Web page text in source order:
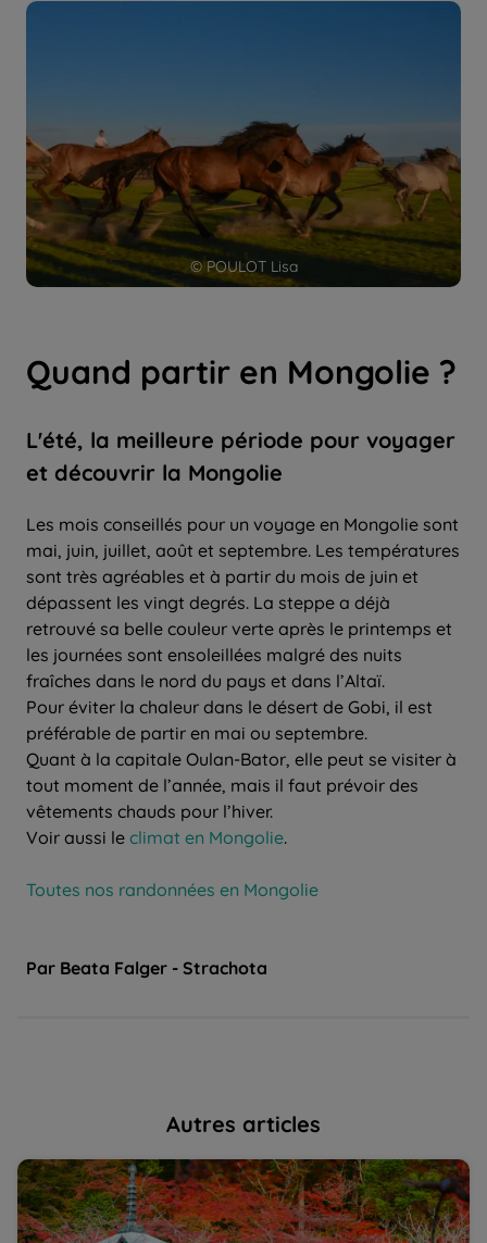
© POULOT Lisa
Quand partir en Mongolie ?
L'été, la meilleure période pour voyager
et découvrir la Mongolie
Les mois conseillés pour un voyage en Mongolie sont
mai, juin, juillet, août et septembre. Les températures
sont très agréables et à partir du mois de juin et
dépassent les vingt degrés. La steppe a déjà
retrouvé sa belle couleur verte après le printemps et
les journées sont ensoleillées malgré des nuits
fraîches dans le nord du pays et dans l’Altaï.
Pour éviter la chaleur dans le désert de Gobi, il est
préférable de partir en mai ou septembre.
Quant à la capitale Oulan-Bator, elle peut se visiter à
tout moment de l’année, mais il faut prévoir des
vêtements chauds pour l’hiver.
Voir aussi le climat en Mongolie.
Toutes nos randonnées en Mongolie
Par Beata Falger - Strachota
Autres articles
Le Japon, authentique et moderne, mais toujours plein
de poésie | La Balaguère